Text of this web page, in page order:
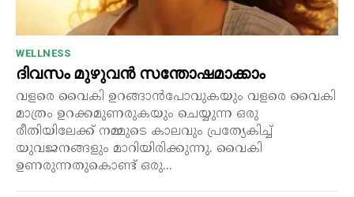
WELLNESS
ദിവസം മുഴുവൻ സന്തോഷമാക്കാം
വളരെ വൈകി ഉറങ്ങാൻപോവുകയും വളരെ വൈകി
മാത്രം ഉറക്കമുണരുകയും ചെയ്യുന്ന ഒരു
രീതിയിലേക്ക് നമ്മുടെ കാലവും പ്രത്യേകിച്ച്
യുവജനങ്ങളും മാറിയിരിക്കുന്നു. വൈകി
ഉണരുന്നതുകൊണ്ട് ഒരു...